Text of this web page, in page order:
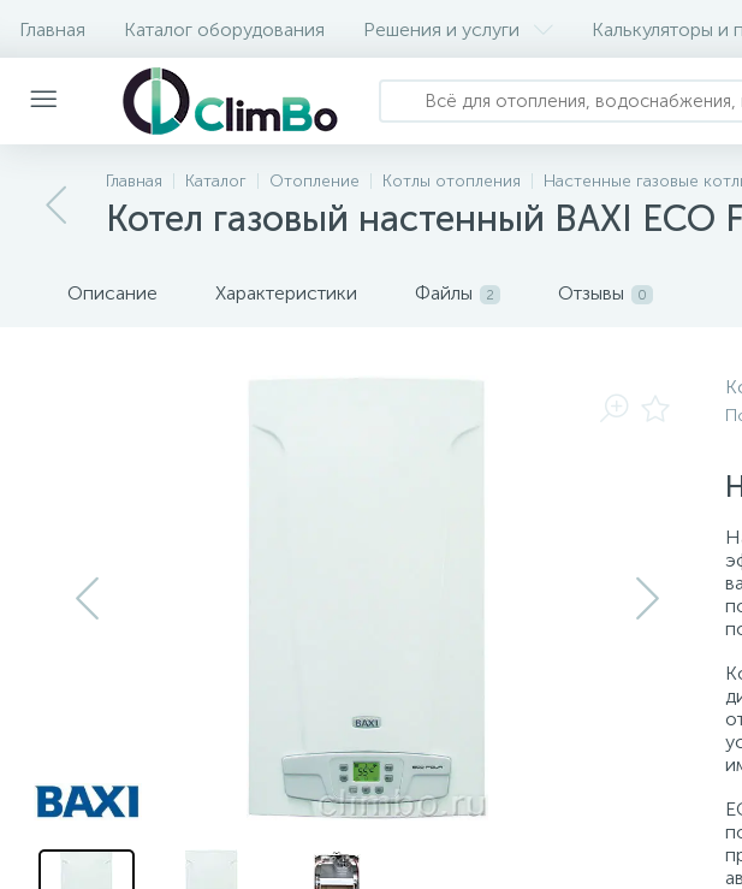
Главная Каталог оборудования Решения и услуги Калькуляторы и
Главная Каталог Отопление Котлы отопления Настенные газовые
Котел газовый настенный BAXI ECO
Описание Характеристики Файлы 2 Отзывы 0